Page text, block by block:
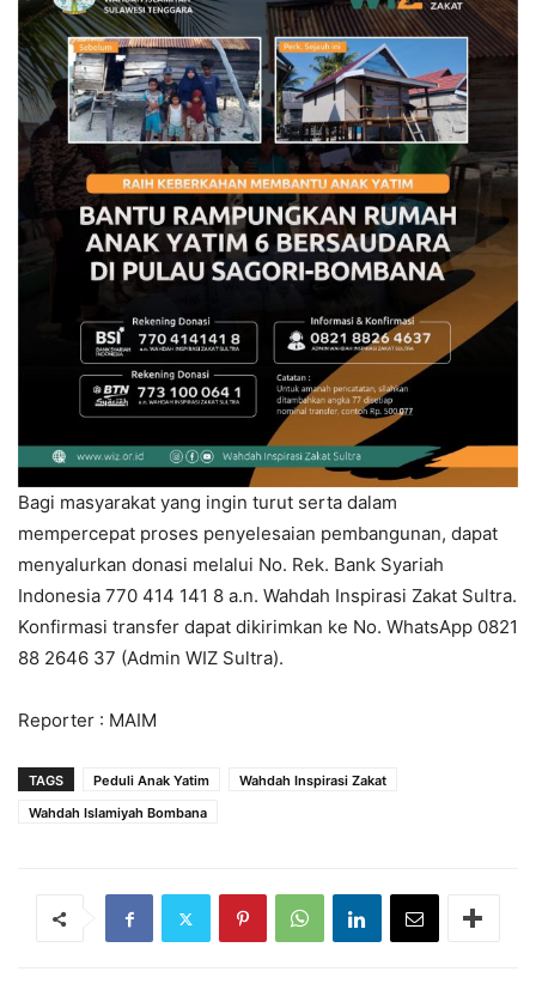
Bagi masyarakat yang ingin turut serta dalam
mempercepat proses penyelesaian pembangunan, dapat
menyalurkan donasi melalui No. Rek. Bank Syariah
Indonesia 770 414 141 8 a.n. Wahdah Inspirasi Zakat Sultra.
Konfirmasi transfer dapat dikirimkan ke No. WhatsApp 0821
88 2646 37 (Admin WIZ Sultra).
Reporter : MAIM
TAGS Peduli Anak Yatim
Wahdah Inspirasi Zakat
Wahdah Islamiyah Bombana